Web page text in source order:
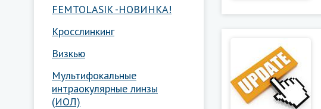
FEMTOLASIK -НОВИНКА!
Кросслинкинг
Визкью
Мультифокальные
интраокулярные линзы
(ИОЛ)